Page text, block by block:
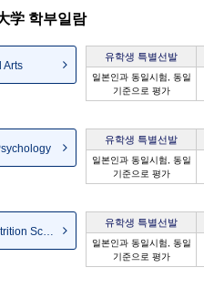
学 학부일람
Arts
유학생 특별선발
일본인과 동일시험, 동일
기준으로 평가
유학생 특별선발
일본인과 동일시험, 동일
기준으로 평가
Food and Nutrition Science
유학생 특별선발
일본인과 동일시험, 동일
기준으로 평가